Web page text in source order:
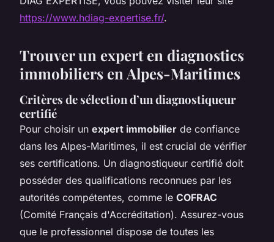
https://www.hdiag-expertise.fr/.
Trouver un expert en diagnostics
immobiliers en Alpes-Maritimes
Critères de sélection d’un diagnostiqueur
certifié
Pour choisir un expert immobilier de confiance
dans les Alpes-Maritimes, il est crucial de vérifier
ses certifications. Un diagnostiqueur certifié doit
posséder des qualifications reconnues par les
autorités compétentes, comme le COFRAC
(Comité Français d'Accréditation). Assurez-vous
que le professionnel dispose de toutes les